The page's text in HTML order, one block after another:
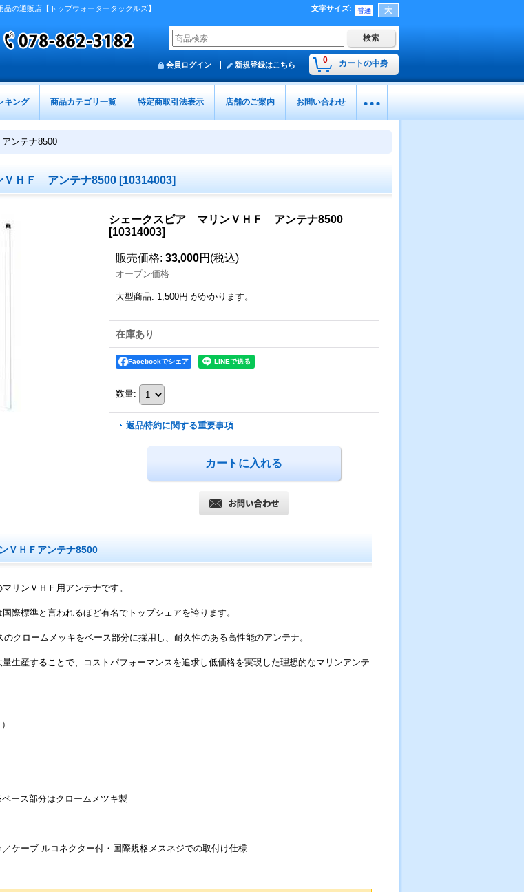
の通販店【トップウォータータックルズ】
文字サイズ:
0 カートの中身
会員ログイン 新規登録はこちら
キング 商品カテゴリ一覧 特定商取引法表示 店舗のご案内 お問い合わせ
ンテナ8500
ＨＦ アンテナ8500 [10314003]
シェークスピア マリンＶＨＦ アンテナ8500
[10314003]
販売価格: 33,000円 (税込)
オープン価格
大型商品: 1,500円 がかかります。
在庫あり
Facebookでシェア
数量:
返品特約に関する重要事項
ＶＨＦアンテナ8500
リンＶＨＦ用アンテナです。
際標準と言われるほど有名でトップシェアを誇ります。
クロームメッキをベース部分に採用し、耐久性のある高性能のアンテナ。
生産することで、コストパフォーマンスを追求し低価格を実現した理想的なマリンアンテ
ース部分はクロームメツキ製
ケーブ ルコネクター付・国際規格メスネジでの取付け仕様